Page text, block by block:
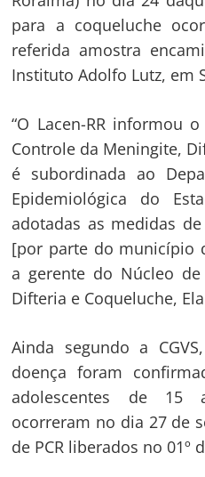
para a coqueluche
referida amostra
Instituto Adolfo Lutz, em
“O Lacen-RR informou
Controle da Meningite,
é subordinada ao
Epidemiológica do
adotadas as medidas
[por parte do município
a gerente do Núcleo
Difteria e Coqueluche,
Ainda segundo a
doença foram
adolescentes de 15
ocorreram no dia 27 de
de PCR liberados no 01º